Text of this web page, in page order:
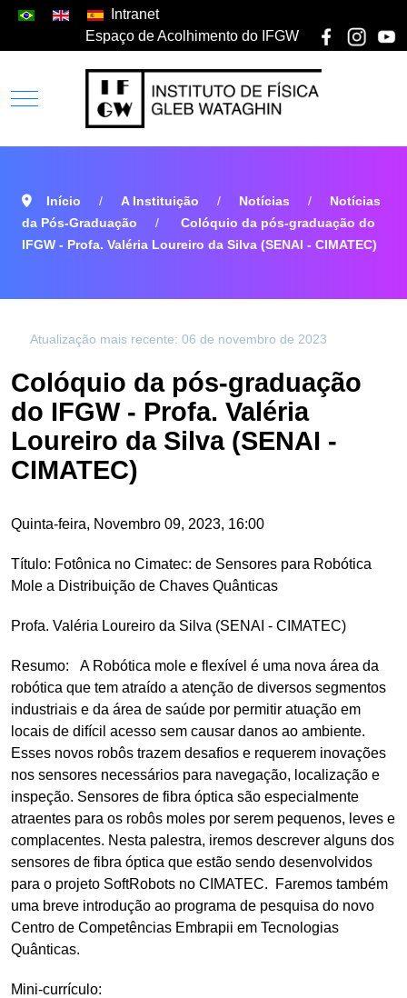
Intranet
Espaço de Acolhimento do IFGW
Início A Instituição Notícias
Notícias
da Pós-Graduação
Colóquio da pós-graduação do
IFGW - Profa. Valéria Loureiro da Silva (SENAI - CIMATEC)
Atualização mais recente: 06 de novembro de 2023
Colóquio da pós-graduação
do IFGW - Profa. Valéria
Loureiro da Silva (SENAI -
CIMATEC)
Quinta-feira, Novembro 09, 2023, 16:00
Título: Fotônica no Cimatec: de Sensores para Robótica
Mole a Distribuição de Chaves Quânticas
Profa. Valéria Loureiro da Silva (SENAI - CIMATEC)
Resumo: A Robótica mole e flexível é uma nova área da
robótica que tem atraído a atenção de diversos segmentos
industriais e da área de saúde por permitir atuação em
locais de difícil acesso sem causar danos ao ambiente.
Esses novos robôs trazem desafios e requerem inovações
nos sensores necessários para navegação, localização e
inspeção. Sensores de fibra óptica são especialmente
atraentes para os robôs moles por serem pequenos, leves e
complacentes. Nesta palestra, iremos descrever alguns dos
sensores de fibra óptica que estão sendo desenvolvidos
para o projeto SoftRobots no CIMATEC. Faremos também
uma breve introdução ao programa de pesquisa do novo
Centro de Competências Embrapii em Tecnologias
Quânticas.
Mini-currículo: